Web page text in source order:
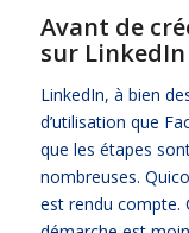
Avant de
sur LinkedIn
LinkedIn, à bien
d’utilisation que
que les étapes
nombreuses.
est rendu compte.